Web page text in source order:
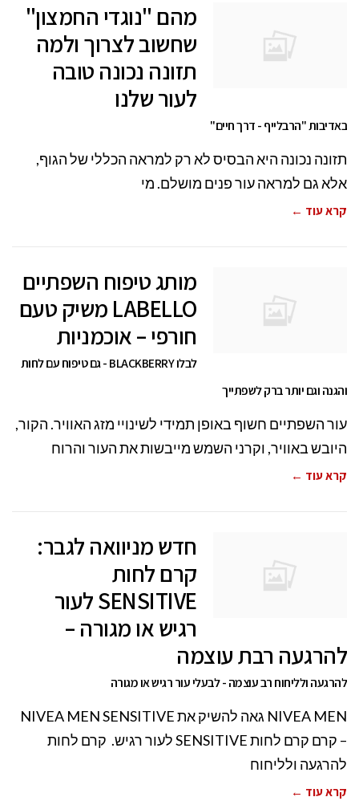
מהם "נוגדי החמצון"
שחשוב לצרוך ולמה
תזונה נכונה טובה
לעור שלנו
באדיבות "הרבלייף - דרך חיים"
תזונה נכונה היא הבסיס לא רק למראה הכללי של הגוף,
אלא גם למראה עור פנים מושלם. מי
קרא עוד ←
מותג טיפוח השפתיים
LABELLO משיק טעם
חורפי – אוכמניות
לבלו BLACKBERRY - גם טיפוח עם לחות
והגנה וגם יותר ברק לשפתייך
עור השפתיים חשוף באופן תמידי לשינויי מזג האוויר. הקור,
היובש באוויר, וקרני השמש מייבשות את העור והרוח
קרא עוד ←
חדש מניוואה לגבר:
קרם לחות
SENSITIVE לעור
רגיש או מגורה –
להרגעה רבת עוצמה
להרגעה ולליחוח רב עוצמה - לבעלי עור רגיש או מגורה
NIVEA MEN גאה להשיק את NIVEA MEN SENSITIVE
– קרם קרם לחות SENSITIVE לעור רגיש. קרם לחות
להרגעה ולליחוח
קרא עוד ←